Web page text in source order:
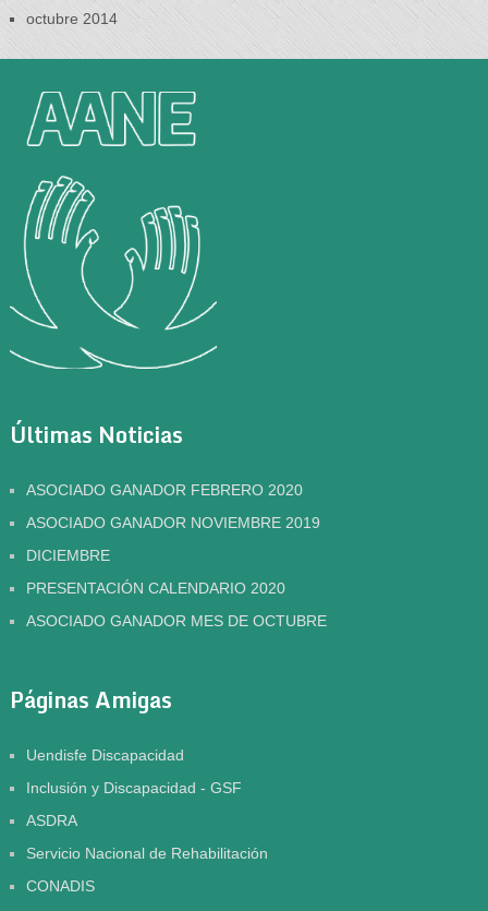
octubre 2014
Últimas Noticias
ASOCIADO GANADOR FEBRERO 2020
ASOCIADO GANADOR NOVIEMBRE 2019
DICIEMBRE
PRESENTACIÓN CALENDARIO 2020
ASOCIADO GANADOR MES DE OCTUBRE
Páginas Amigas
Uendisfe Discapacidad
Inclusión y Discapacidad - GSF
ASDRA
Servicio Nacional de Rehabilitación
CONADIS